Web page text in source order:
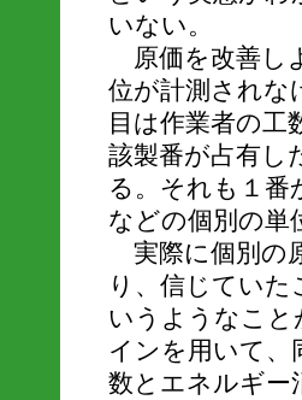
いない。
原価を改善し
位が計測されな
目は作業者の工
該製番が占有し
る。それも１番
などの個別の単
実際に個別の
り、信じてい
いうようなこと
インを用いて、
数とエネルギー